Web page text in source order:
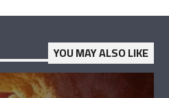
YOU MAY ALSO LIKE